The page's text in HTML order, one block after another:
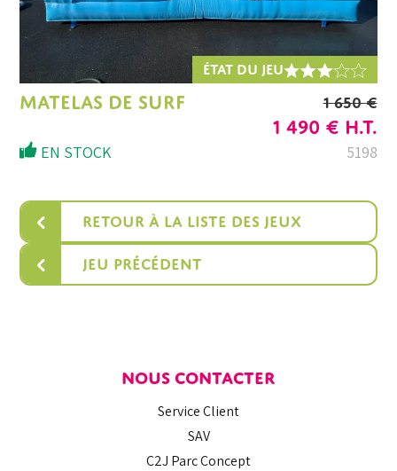
‹ Retour à la liste des jeux
‹ Jeu précédent
ÉTAT DU JEU
MATELAS DE SURF 1 650€
LE
ÉTAIT :
1
650 €.
1 490 €LE
PRIX
EST :
490 €.
H.T.
EN STOCK 5198
NOUS CONTACTER
Service Client
SAV
C2J Parc Concept